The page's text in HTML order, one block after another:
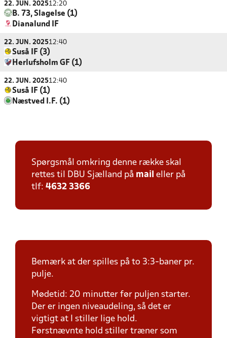
22. JUN. 202512:20
B. 73, Slagelse (1)
Dianalund IF
22. JUN. 202512:40
Suså IF (3)
Herlufsholm GF (1)
22. JUN. 202512:40
Suså IF (1)
Næstved I.F. (1)
Spørgsmål omkring denne række skal
rettes til DBU Sjælland på mail eller på
tlf: 4632 3366
Bemærk at der spilles på to 3:3-baner pr.
pulje.
Mødetid: 20 minutter før puljen starter.
Der er ingen niveaudeling, så det er
vigtigt at I stiller lige hold.
Førstnævnte hold stiller træner som